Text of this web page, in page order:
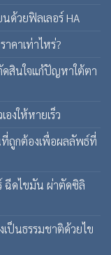
ด้วยฟิลเลอร์ HA
คาเท่าไหร่?
สินใจแก้ปัญหาใต้ตา
งให้หายเร็ว
ถูกต้องเพื่อผลลัพธ์ที่
ฉีดไขมัน ผ่าตัดซิลิ
ป็นธรรมชาติด้วยไข